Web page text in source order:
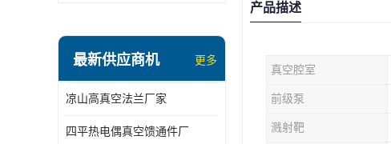
最新供应商机 更多
凉山高真空法兰厂家
四平热电偶真空馈通件厂
产品描述
真空腔室
前级泵
溅射靶